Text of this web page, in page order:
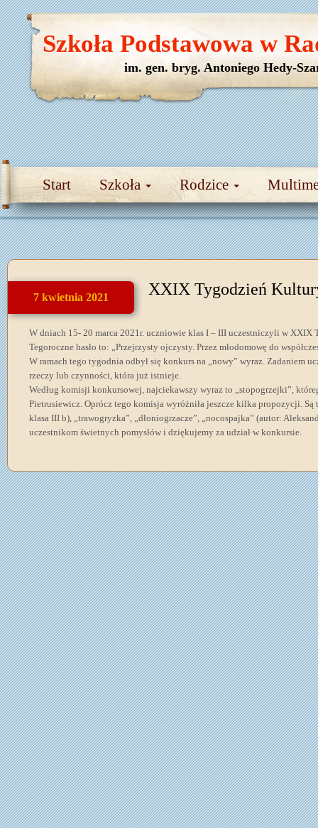
Start Szkoła Rodzice
Szkoła Podstawowa w
im. gen. bryg. Antoniego Hedy-
7 kwietnia 2021 XXIX Tygodzień
W dniach 15- 20 marca 2021r. uczniowie klas I – III uczestniczyli w XXIX
Tegoroczne hasło to: „Przejrzysty ojczysty. Przez młodomowę do
W ramach tego tygodnia odbył się konkurs na „nowy” wyraz. Zadaniem
rzeczy lub czynności, która już istnieje.
Według komisji konkursowej, najciekawszy wyraz to „stopogrzejki”,
Pietrusiewicz. Oprócz tego komisja wyróżniła jeszcze kilka propozycji.
klasa III b), „trawogryzka”, „dłoniogrzacze”, „nocospajka” (autor:
uczestnikom świetnych pomysłów i dziękujemy za udział w konkursie.